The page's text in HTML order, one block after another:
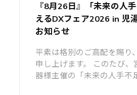
『8月26日』「未来の人
えるDXフェア2026 in 児
お知らせ
平素は格別のご高配を賜り
申し上げます。 このたび、
器様主催の「未来の人手不